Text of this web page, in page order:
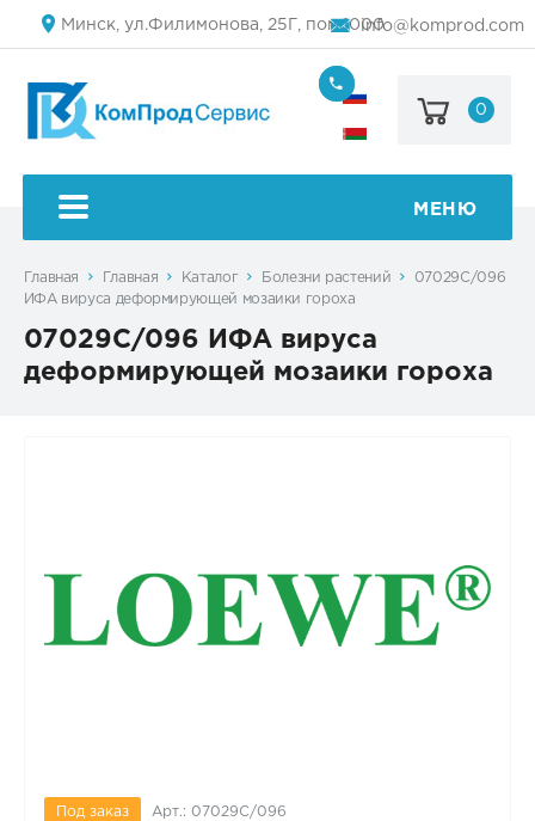
Минск, ул.Филимонова, 25Г, пом.1000info@komprod.com
(499)
444-
50
0
МЕНЮ
Главная Главная Каталог Болезни растений
07029C/096
ИФА вируса деформирующей мозаики гороха
07029C/096 ИФА вируса
деформирующей мозаики гороха
Под заказ Арт.: 07029C/096